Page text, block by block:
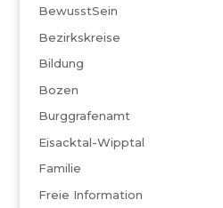
BewusstSein
Bezirkskreise
Bildung
Bozen
Burggrafenamt
Eisacktal-Wipptal
Familie
Freie Information